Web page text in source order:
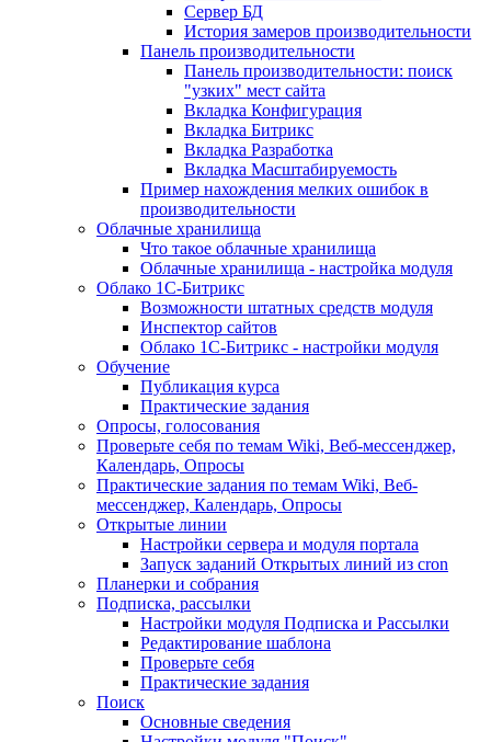
Сервер БД
История замеров производительности
Панель производительности
Панель производительности: поиск
"узких" мест сайта
Вкладка Конфигурация
Вкладка Битрикс
Вкладка Разработка
Вкладка Масштабируемость
Пример нахождения мелких ошибок в
производительности
Облачные хранилища
Что такое облачные хранилища
Облачные хранилища - настройка модуля
Облако 1С-Битрикс
Возможности штатных средств модуля
Инспектор сайтов
Облако 1С-Битрикс - настройки модуля
Обучение
Публикация курса
Практические задания
Опросы, голосования
Проверьте себя по темам Wiki, Веб-мессенджер,
Календарь, Опросы
Практические задания по темам Wiki, Веб-
мессенджер, Календарь, Опросы
Открытые линии
Настройки сервера и модуля портала
Запуск заданий Открытых линий из cron
Планерки и собрания
Подписка, рассылки
Настройки модуля Подписка и Рассылки
Редактирование шаблона
Проверьте себя
Практические задания
Поиск
Основные сведения